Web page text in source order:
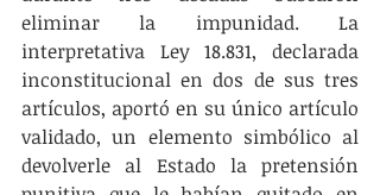
eliminar la impunidad. La
interpretativa Ley 18.831, declarada
inconstitucional en dos de sus tres
artículos, aportó en su único artículo
validado, un elemento simbólico al
devolverle al Estado la pretensión